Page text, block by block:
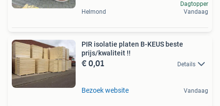
Helmond
Dagtopper
Vandaag
PIR isolatie platen B-KEUS beste
prijs/kwaliteit !!
€ 0,01 Details
Bezoek website Vandaag